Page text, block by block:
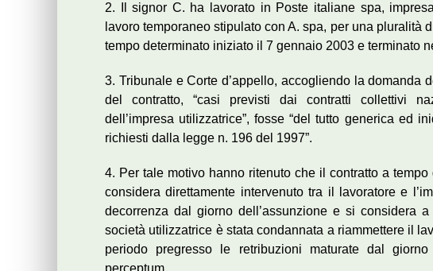
2. Il signor C. ha lavorato in Poste italiane spa,
lavoro temporaneo stipulato con A. spa, per una pluralità
tempo determinato iniziato il 7 gennaio 2003 e terminato
3. Tribunale e Corte d’appello, accogliendo la domanda
del contratto, “casi previsti dai contratti collettivi
dell’impresa utilizzatrice”, fosse “del tutto generica ed
richiesti dalla legge n. 196 del 1997”.
4. Per tale motivo hanno ritenuto che il contratto a
considera direttamente intervenuto tra il lavoratore e
decorrenza dal giorno dell’assunzione e si considera
società utilizzatrice è stata condannata a riammettere il
periodo pregresso le retribuzioni maturate dal